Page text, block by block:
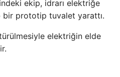
ekip, idrarı elektriğe
bir prototip tuvalet yarattı.
elektriğin elde